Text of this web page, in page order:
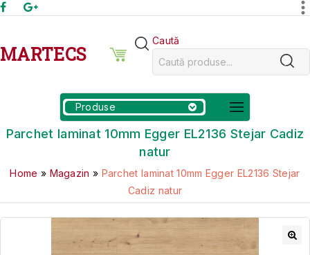
MARTECS
Caută
Produse
Parchet laminat 10mm Egger EL2136 Stejar Cadiz
natur
Home » Magazin » Parchet laminat 10mm Egger EL2136 Stejar
Cadiz natur